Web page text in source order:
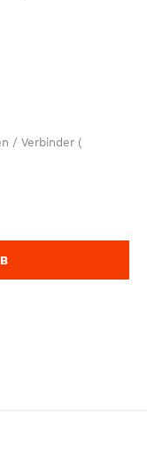
/ Verbinder (